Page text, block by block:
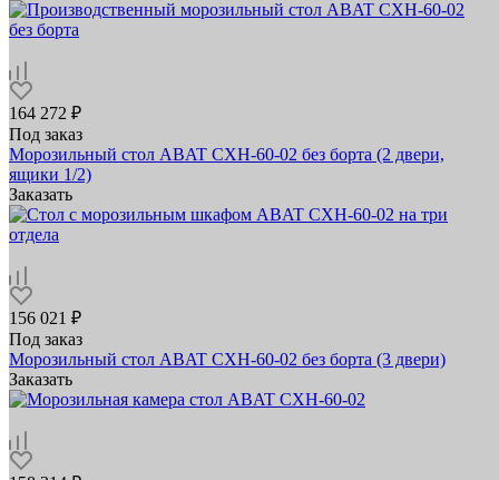
164 272 ₽
Под заказ
Морозильный стол ABAT СХН-60-02 без борта (2 двери,
ящики 1/2)
Заказать
156 021 ₽
Под заказ
Морозильный стол ABAT СХН-60-02 без борта (3 двери)
Заказать